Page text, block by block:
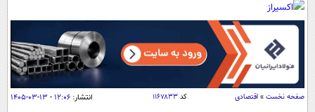
آب و هوا
اوقات شرعی
سواد زندگی
صفحه نخست » اقتصادی کد ۱۱۶۷۸۳۳ انتشار: ۱۲:۰۶ - ۱۳-۰۳-۱۴۰۵